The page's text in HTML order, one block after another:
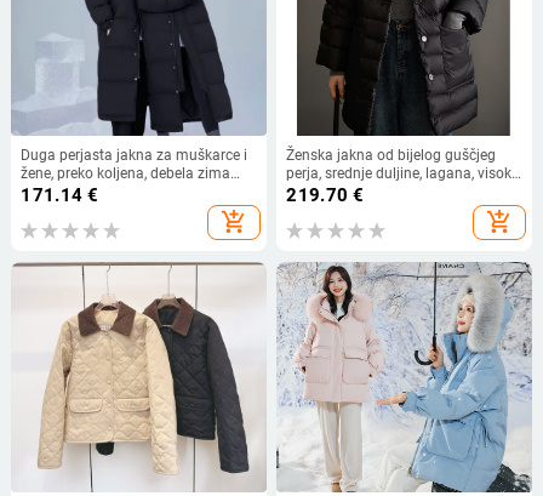
Duga perjasta jakna za muškarce i
žene, preko koljena, debela zima
2025, udoban kroj, kapuljača i zip
171.14 €
add_shopping_cart
Ženska jakna od bijelog guščjeg
perja, srednje duljine, lagana, visoke
kvalitete, s stojećim ovratnikom
219.70 €
add_shopping_cart